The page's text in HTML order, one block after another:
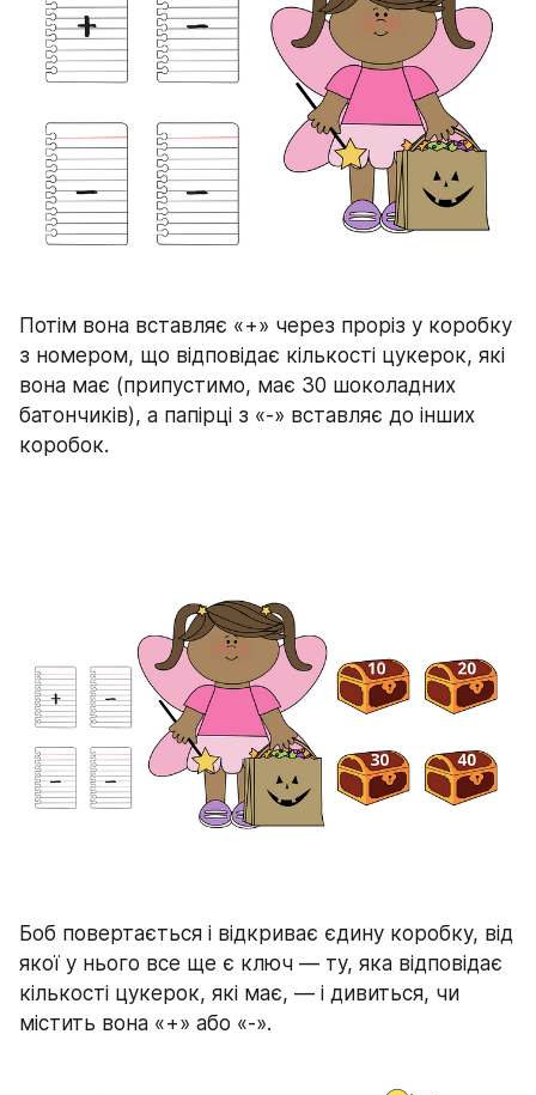
Потім вона вставляє «+» через проріз у коробку
з номером, що відповідає кількості цукерок, які
вона має (припустимо, має 30 шоколадних
батончиків), а папірці з «-» вставляє до інших
коробок.
Боб повертається і відкриває єдину коробку, від
якої у нього все ще є ключ — ту, яка відповідає
кількості цукерок, які має, — і дивиться, чи
містить вона «+» або «-».